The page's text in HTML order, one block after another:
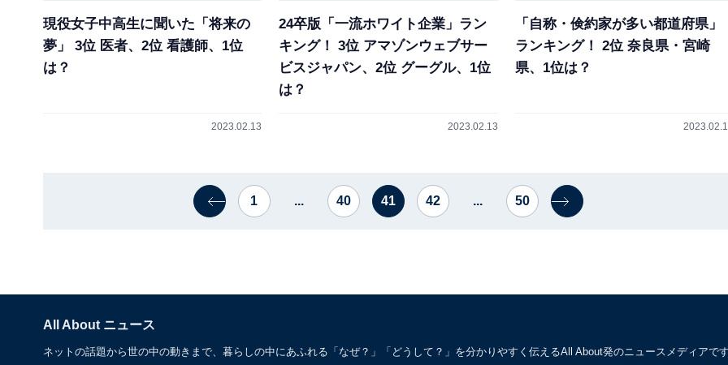
現役女子中高生に聞いた「将来の
夢」 3位 医者、2位 看護師、1位
は？
2023.02.13
24卒版「一流ホワイト企業」ラン
キング！ 3位 アマゾンウェブサー
ビスジャパン、2位 グーグル、1位
は？
2023.02.13
「自称・倹約家が多い都道府県」
ランキング！ 2位 奈良県・宮崎
県、1位は？
1 ... 40 41 42 ... 50
All About ニュース
ネットの話題から世の中の動きまで、暮らしの中にあふれる「なぜ？」「どうして？」を分かりやすく伝えるAll About発のニュースメディアです